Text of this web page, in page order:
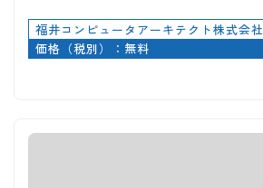
福井コンピュータアーキテクト株式会社
価格（税別）：無料